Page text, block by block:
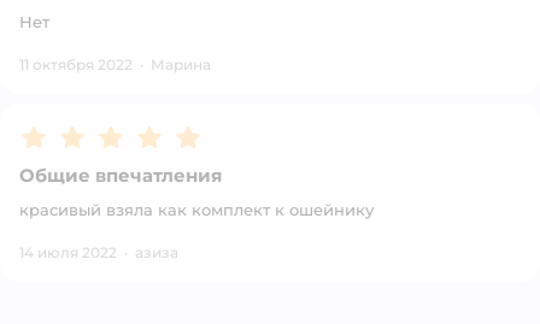
Нет
11 октября 2022 · Марина
Рейтинг:5
Общие впечатления
красивый взяла как комплект к ошейнику
14 июля 2022 · азиза